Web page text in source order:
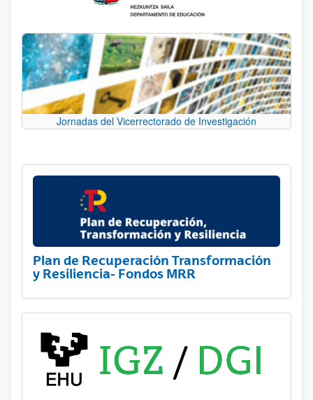
Jornadas del Vicerrectorado de Investigación
Plan de Recuperación Transformación
y Resiliencia- Fondos MRR